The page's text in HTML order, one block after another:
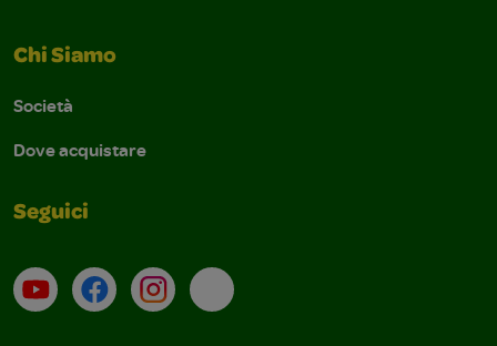
Chi Siamo
Società
Dove acquistare
Seguici
Su YouTube
ContattiProfilo Instagram
Email